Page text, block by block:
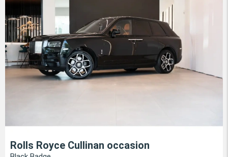
Rolls Royce Cullinan occasion